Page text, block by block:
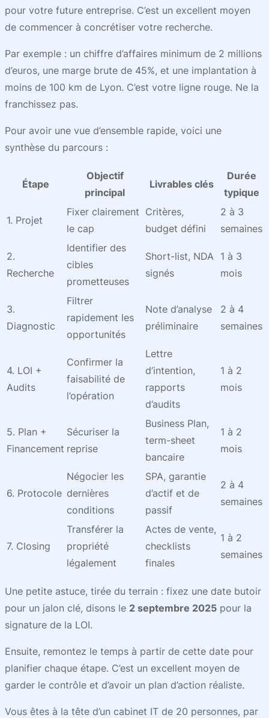
pour votre future entreprise. C’est un excellent moyen
de commencer à concrétiser votre recherche.
Par exemple : un chiffre d’affaires minimum de 2 millions
d’euros, une marge brute de 45%, et une implantation à
moins de 100 km de Lyon. C’est votre ligne rouge. Ne la
franchissez pas.
Pour avoir une vue d’ensemble rapide, voici une
synthèse du parcours :
Étape
Objectif
principal
Livrables clés
Durée
typique
1. Projet
Fixer clairement
le cap
Critères,
budget défini
2 à 3
semaines
2.
Recherche
Identifier des
cibles
prometteuses
Short-list, NDA
signés
1 à 3
mois
3.
Diagnostic
Filtrer
rapidement les
opportunités
Note d’analyse
préliminaire
2 à 4
semaines
4. LOI +
Audits
Confirmer la
faisabilité de
l’opération
Lettre
d’intention,
rapports
d’audits
1 à 2
mois
5. Plan +
Financement
Sécuriser la
reprise
Business Plan,
term-sheet
bancaire
1 à 2
mois
6. Protocole
Négocier les
dernières
conditions
SPA, garantie
d’actif et de
passif
2 à 4
semaines
7. Closing
Transférer la
propriété
légalement
Actes de vente,
checklists
finales
1 à 2
semaines
Une petite astuce, tirée du terrain : fixez une date butoir
pour un jalon clé, disons le 2 septembre 2025 pour la
signature de la LOI.
Ensuite, remontez le temps à partir de cette date pour
planifier chaque étape. C’est un excellent moyen de
garder le contrôle et d’avoir un plan d’action réaliste.
Vous êtes à la tête d’un cabinet IT de 20 personnes, par